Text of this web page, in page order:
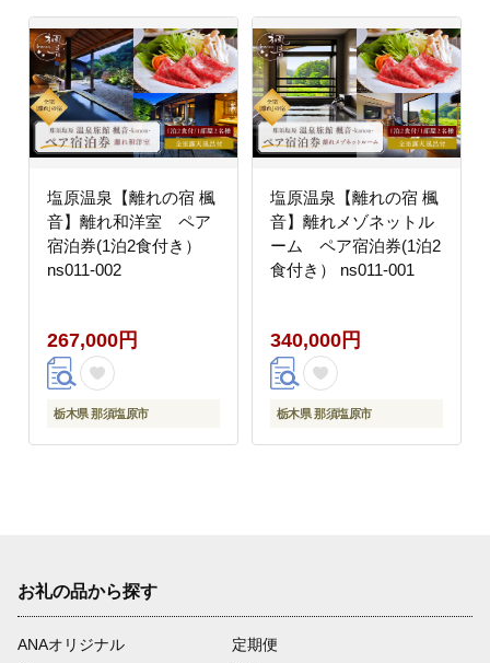
塩原温泉【離れの宿 楓
音】離れ和洋室 ペア
宿泊券(1泊2食付き）
ns011-002
267,000円
栃木県 那須塩原市
塩原温泉【離れの宿 楓
音】離れメゾネットル
ーム ペア宿泊券(1泊2
食付き） ns011-001
340,000円
栃木県 那須塩原市
お礼の品から探す
ANAオリジナル
定期便